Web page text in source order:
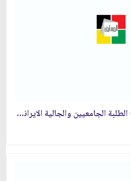
الموضوع: الاعتناء بوضع الطلبة الجامعيين والجالية الايرانية في أوروبا